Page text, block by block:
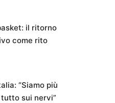
il ritorno
come rito
“Siamo più
sui nervi”